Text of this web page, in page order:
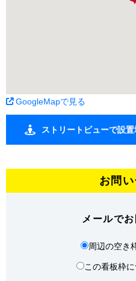
GoogleMapで見る
ストリートビューで設
お問
メールで
周辺の空き
この看板枠